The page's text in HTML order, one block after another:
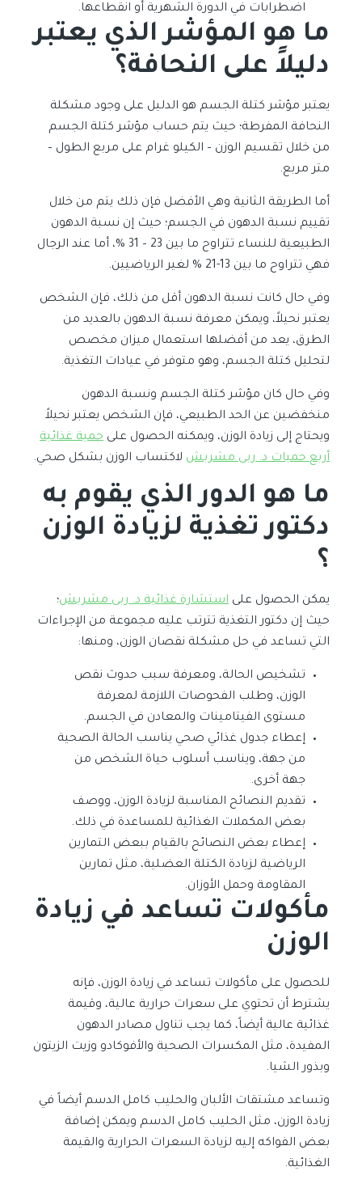
اضطرابات في الدورة الشهرية أو انقطاعها.
ما هو المؤشر الذي يعتبر
دليلاً على النحافة؟
يعتبر مؤشر كتلة الجسم هو الدليل على وجود مشكلة
النحافة المفرطة؛ حيث يتم حساب مؤشر كتلة الجسم
من خلال تقسيم الوزن – الكيلو غرام على مربع الطول –
متر مربع.
أما الطريقة الثانية وهي الأفضل فإن ذلك يتم من خلال
تقييم نسبة الدهون في الجسم؛ حيث إن نسبة الدهون
الطبيعية للنساء تتراوح ما بين 23 – 31 %، أما عند الرجال
فهي تتراوح ما بين 13-21 % لغير الرياضيين.
وفي حال كانت نسبة الدهون أقل من ذلك، فإن الشخص
يعتبر نحيلاً، ويمكن معرفة نسبة الدهون بالعديد من
الطرق، يعد من أفضلها استعمال ميزان مخصص
لتحليل كتلة الجسم، وهو متوفر في عيادات التغذية.
وفي حال كان مؤشر كتلة الجسم ونسبة الدهون
منخفضين عن الحد الطبيعي، فإن الشخص يعتبر نحيلاً
ويحتاج إلى زيادة الوزن، ويمكنه الحصول على حمية غذائية
أربع حميات د. ربى مشربش لاكتساب الوزن بشكل صحي.
ما هو الدور الذي يقوم به
دكتور تغذية لزيادة الوزن
؟
يمكن الحصول على استشارة غذائية د. ربى مشربش؛
حيث إن دكتور التغذية تترتب عليه مجموعة من الإجراءات
التي تساعد في حل مشكلة نقصان الوزن، ومنها:
تشخيص الحالة، ومعرفة سبب حدوث نقص
الوزن، وطلب الفحوصات اللازمة لمعرفة
مستوى الفيتامينات والمعادن في الجسم.
إعطاء جدول غذائي صحي يناسب الحالة الصحية
من جهة، ويناسب أسلوب حياة الشخص من
جهة أخرى.
تقديم النصائح المناسبة لزيادة الوزن، ووصف
بعض المكملات الغذائية للمساعدة في ذلك.
إعطاء بعض النصائح بالقيام ببعض التمارين
الرياضية لزيادة الكتلة العضلية، مثل تمارين
المقاومة وحمل الأوزان.
مأكولات تساعد في زيادة
الوزن
للحصول على مأكولات تساعد في زيادة الوزن، فإنه
يشترط أن تحتوي على سعرات حرارية عالية، وقيمة
غذائية عالية أيضاً، كما يجب تناول مصادر الدهون
المفيدة، مثل المكسرات الصحية والأفوكادو وزيت الزيتون
وبذور الشيا.
وتساعد مشتقات الألبان والحليب كامل الدسم أيضاً في
زيادة الوزن، مثل الحليب كامل الدسم ويمكن إضافة
بعض الفواكه إليه لزيادة السعرات الحرارية والقيمة
الغذائية.